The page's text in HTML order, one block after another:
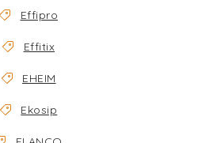
Effipro
Effitix
EHEIM
Ekosip